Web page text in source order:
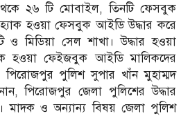
২৬ টি মোবাইল, তিনটি ফেসবুক
হওয়া ফেসবুক আইডি উদ্ধার করে
ও মিডিয়া সেল শাখা। উদ্ধার হওয়া
হওয়া ফেইজবুক আইডি মালিকদের
পিরোজপুর পুলিশ সুপার খাঁন মুহাম্মদ
পিরোজপুর জেলা পুলিশের উদ্ধার
মাদক ও অন্যান্য বিষয় জেলা পুলিশ